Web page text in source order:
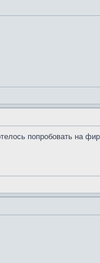
попробовать на